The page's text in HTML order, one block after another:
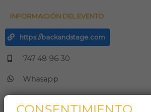
INFORMACIÓN DEL EVENTO
https://backandstage.com
747 48 96 30
Whasapp